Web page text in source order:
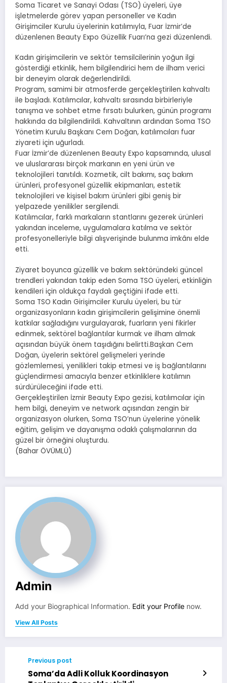
Soma Ticaret ve Sanayi Odası (TSO) üyeleri, üye
işletmelerde görev yapan personeller ve Kadın
Girişimciler Kurulu üyelerinin katılımıyla, Fuar İzmir’de
düzenlenen Beauty Expo Güzellik Fuarı’na gezi düzenlendi.
Kadın girişimcilerin ve sektör temsilcilerinin yoğun ilgi
gösterdiği etkinlik, hem bilgilendirici hem de ilham verici
bir deneyim olarak değerlendirildi.
Program, samimi bir atmosferde gerçekleştirilen kahvaltı
ile başladı. Katılımcılar, kahvaltı sırasında birbirleriyle
tanışma ve sohbet etme fırsatı bulurken, günün programı
hakkında da bilgilendirildi. Kahvaltının ardından Soma TSO
Yönetim Kurulu Başkanı Cem Doğan, katılımcıları fuar
ziyareti için uğurladı.
Fuar İzmir’de düzenlenen Beauty Expo kapsamında, ulusal
ve uluslararası birçok markanın en yeni ürün ve
teknolojileri tanıtıldı. Kozmetik, cilt bakımı, saç bakım
ürünleri, profesyonel güzellik ekipmanları, estetik
teknolojileri ve kişisel bakım ürünleri gibi geniş bir
yelpazede yenilikler sergilendi.
Katılımcılar, farklı markaların stantlarını gezerek ürünleri
yakından inceleme, uygulamalara katılma ve sektör
profesyonelleriyle bilgi alışverişinde bulunma imkânı elde
etti.
Ziyaret boyunca güzellik ve bakım sektöründeki güncel
trendleri yakından takip eden Soma TSO üyeleri, etkinliğin
kendileri için oldukça faydalı geçtiğini ifade etti.
Soma TSO Kadın Girişimciler Kurulu üyeleri, bu tür
organizasyonların kadın girişimcilerin gelişimine önemli
katkılar sağladığını vurgulayarak, fuarların yeni fikirler
edinmek, sektörel bağlantılar kurmak ve ilham almak
açısından büyük önem taşıdığını belirtti.Başkan Cem
Doğan, üyelerin sektörel gelişmeleri yerinde
gözlemlemesi, yenilikleri takip etmesi ve iş bağlantılarını
güçlendirmesi amacıyla benzer etkinliklere katılımın
sürdürüleceğini ifade etti.
Gerçekleştirilen İzmir Beauty Expo gezisi, katılımcılar için
hem bilgi, deneyim ve network açısından zengin bir
organizasyon olurken, Soma TSO’nun üyelerine yönelik
eğitim, gelişim ve dayanışma odaklı çalışmalarının da
güzel bir örneğini oluşturdu.
(Bahar ÖVÜMLÜ)
Admin
Add your Biographical Information. Edit your Profile now.
View All Posts
Previous post
Soma’da Adli Kolluk Koordinasyon